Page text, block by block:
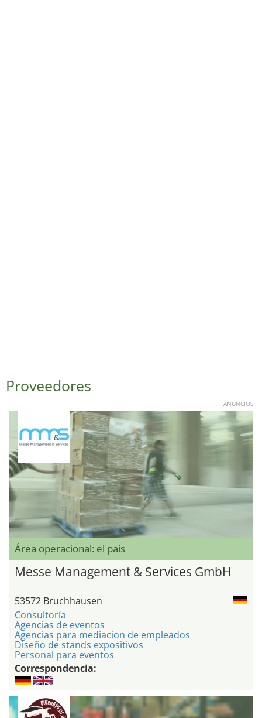
Proveedores
ANUNCIOS
Área operacional: el país
Messe Management & Services GmbH
53572 Bruchhausen
Consultoría
Agencias de eventos
Agencias para mediacion de empleados
Diseño de stands expositivos
Personal para eventos
Correspondencia: